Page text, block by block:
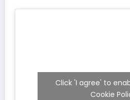
Click 'I agree' to
Cookie